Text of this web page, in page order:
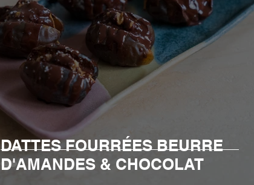
DATTES FOURRÉES BEURRE
D'AMANDES & CHOCOLAT